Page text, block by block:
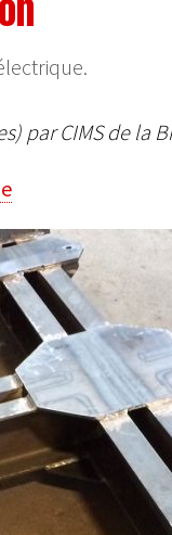
par CIMS de la